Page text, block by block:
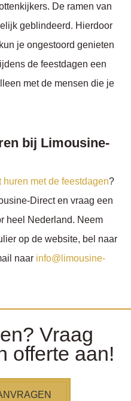
De ramen van
geblindeerd. Hierdoor
je ongestoord genieten
de feestdagen een
met de mensen die je
bij Limousine-
huren met de feestdagen?
Direct en vraag een
heel Nederland. Neem
op de website, bel naar
naar info@limousine-
Vraag
offerte aan!